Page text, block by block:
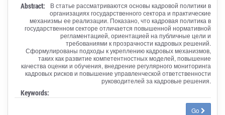
Abstract:
В статье рассматриваются основы кадровой политики в
организациях государственного сектора и практические
механизмы ее реализации. Показано, что кадровая политика в
государственном секторе отличается повышенной нормативной
регламентацией, ориентацией на публичные цели и
требованиями к прозрачности кадровых решений.
Сформулированы подходы к укреплению кадровых механизмов,
таких как развитие компетентностных моделей, повышение
качества оценки и обучения, внедрение регулярного мониторинга
кадровых рисков и повышение управленческой ответственности
руководителей за кадровые решения.
Keywords:
Go